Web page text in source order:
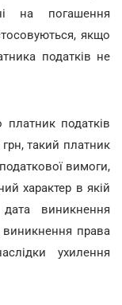
на погашення
якщо
податків не
платник податків
такий платник
вимоги,
характер в якій
виникнення
виникнення права
ухилення